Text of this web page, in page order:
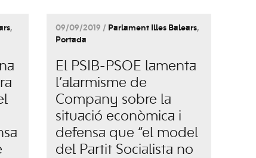
,
09/09/2019 / Parlament Illes Balears,
Portada
El PSIB-PSOE lamenta
l’alarmisme de
Company sobre la
situació econòmica i
defensa que “el model
del Partit Socialista no